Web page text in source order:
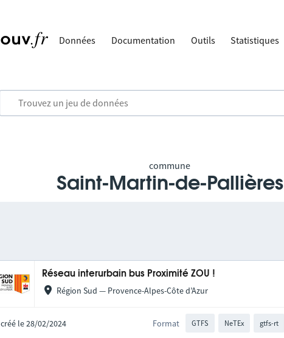
Données Documentation Outils Statistiques
commune
Saint-Martin-de-Pallières
Réseau interurbain bus Proximité ZOU !
Région Sud — Provence-Alpes-Côte d’Azur
créé le 28/02/2024 Format GTFS NeTEx gtfs-rt